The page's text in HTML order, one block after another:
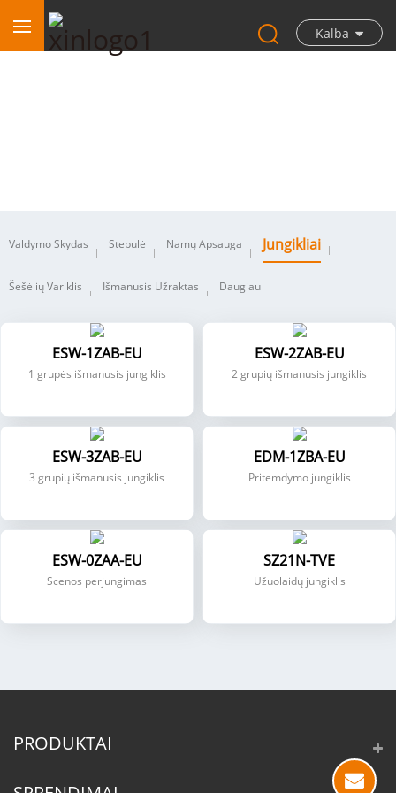
Kalba
Valdymo Skydas Stebulė Namų Apsauga Jungikliai
Šešėlių Variklis Išmanusis Užraktas Daugiau
ESW-1ZAB-EU
1 grupės išmanusis jungiklis
ESW-2ZAB-EU
2 grupių išmanusis jungiklis
ESW-3ZAB-EU
3 grupių išmanusis jungiklis
EDM-1ZBA-EU
Pritemdymo jungiklis
ESW-0ZAA-EU
Scenos perjungimas
SZ21N-TVE
Užuolaidų jungiklis
PRODUKTAI